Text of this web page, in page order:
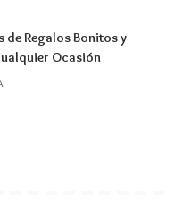
de Regalos Bonitos y
Ocasión